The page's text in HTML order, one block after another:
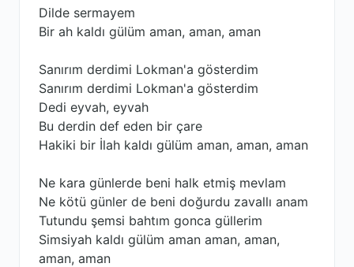
Dilde sermayem
Bir ah kaldı gülüm aman, aman, aman
Sanırım derdimi Lokman'a gösterdim
Sanırım derdimi Lokman'a gösterdim
Dedi eyvah, eyvah
Bu derdin def eden bir çare
Hakiki bir İlah kaldı gülüm aman, aman, aman
Ne kara günlerde beni halk etmiş mevlam
Ne kötü günler de beni doğurdu zavallı anam
Tutundu şemsi bahtım gonca güllerim
Simsiyah kaldı gülüm aman aman, aman,
aman, aman